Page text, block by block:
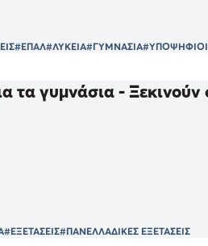
#ΕΠΑΛ#ΛΥΚΕΙΑ#ΓΥΜΝΑΣΙΑ#ΥΠΟΨΗΦΙΟΙ
τα γυμνάσια - Ξεκινούν
#ΕΞΕΤΑΣΕΙΣ#ΠΑΝΕΛΛΑΔΙΚΕΣ ΕΞΕΤΑΣΕΙΣ